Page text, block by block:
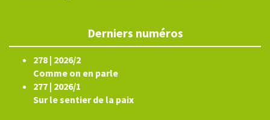
Derniers numéros
278 | 2026/2
Comme on en parle
277 | 2026/1
Sur le sentier de la paix